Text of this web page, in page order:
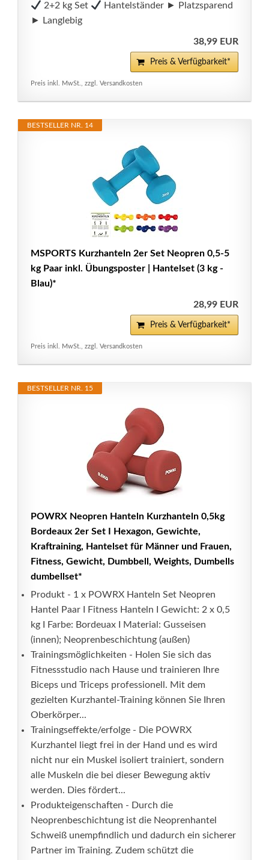
2+2 kg Set
Hantelständer ► Platzsparend
► Langlebig
38,99 EUR
Preis & Verfügbarkeit*
Preis inkl. MwSt., zzgl. Versandkosten
BESTSELLER NR. 14
MSPORTS Kurzhanteln 2er Set Neopren 0,5-5
kg Paar inkl. Übungsposter | Hantelset (3 kg -
Blau)*
28,99 EUR
Preis & Verfügbarkeit*
Preis inkl. MwSt., zzgl. Versandkosten
BESTSELLER NR. 15
POWRX Neopren Hanteln Kurzhanteln 0,5kg
Bordeaux 2er Set I Hexagon, Gewichte,
Kraftraining, Hantelset für Männer und Frauen,
Fitness, Gewicht, Dumbbell, Weights, Dumbells
dumbellset*
Produkt - 1 x POWRX Hanteln Set Neopren
Hantel Paar I Fitness Hanteln I Gewicht: 2 x 0,5
kg I Farbe: Bordeuax I Material: Gusseisen
(innen); Neoprenbeschichtung (außen)
Trainingsmöglichkeiten - Holen Sie sich das
Fitnessstudio nach Hause und trainieren Ihre
Biceps und Triceps professionell. Mit dem
gezielten Kurzhantel-Training können Sie Ihren
Oberkörper...
Trainingseffekte/erfolge - Die POWRX
Kurzhantel liegt frei in der Hand und es wird
nicht nur ein Muskel isoliert trainiert, sondern
alle Muskeln die bei dieser Bewegung aktiv
werden. Dies fördert...
Produkteigenschaften - Durch die
Neoprenbeschichtung ist die Neoprenhantel
Schweiß unempfindlich und dadurch ein sicherer
Partner im Training. Zudem schützt die